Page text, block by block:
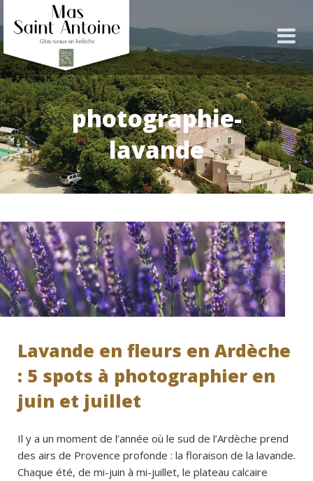
photographie-
lavande
Lavande en fleurs en Ardèche
: 5 spots à photographier en
juin et juillet
Il y a un moment de l’année où le sud de l’Ardèche prend
des airs de Provence profonde : la floraison de la lavande.
Chaque été, de mi-juin à mi-juillet, le plateau calcaire